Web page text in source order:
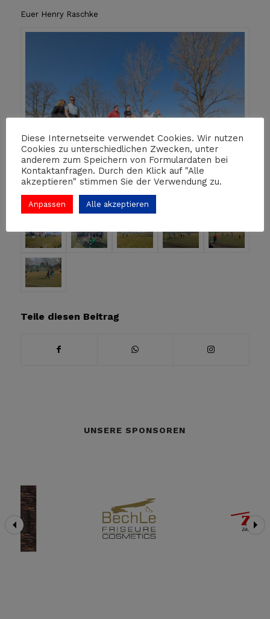
Euer Henry Raschke
Teile diesen Beitrag
UNSERE SPONSOREN
Diese Internetseite verwendet Cookies. Wir nutzen
Cookies zu unterschiedlichen Zwecken, unter
anderem zum Speichern von Formulardaten bei
Kontaktanfragen. Durch den Klick auf "Alle
akzeptieren" stimmen Sie der Verwendung zu.
Anpassen Alle akzeptieren